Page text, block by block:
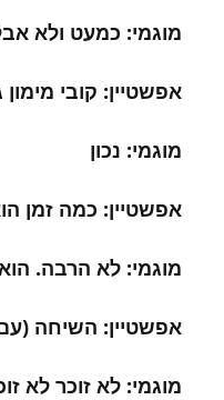
מוגמי: כמעט ולא
אפשטיין: קובי
מוגמי: נכון
אפשטיין: כמה זמן
מוגמי: לא הרבה.
אפשטיין: השיחה (עם
מוגמי: לא זוכר לא